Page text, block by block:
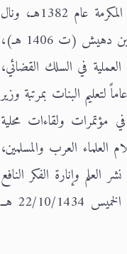
المكرمة، ودرس المتوسطة والثانوية بالمعهد العلمي السعودي بمكة المكرمة، أجيز من كلية الشريعة بمكة المكرمة عام 1382هـ، ونال
شهادتي الماجستير والدكتوراه من جامعة لكنؤ بالهند. ومن مشايخه والده الشيخ العلامة عبد الله بن عمر بن دهيش (ت 1406 هـ)،
في السلك القضائي،
لتعليم البنات بمرتبة وزير
في مؤتمرات ولقاءات محلية
العرب والمسلمين،
- رحمه الله - في عام 1401هـ على دوره في نشر العلم وإنارة الفكر النافع
المفيد، وله مقالات منشورة في الصحف والمجلات المحلية، وشارك في ندوة الحج الكبرى. توفي يوم الخميس 22/10/1434 هــ